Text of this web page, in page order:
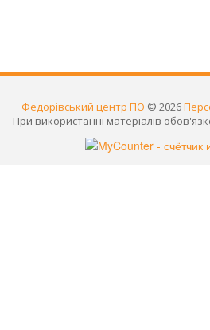
Федорівський центр ПО © 2026
При використанні матеріалів